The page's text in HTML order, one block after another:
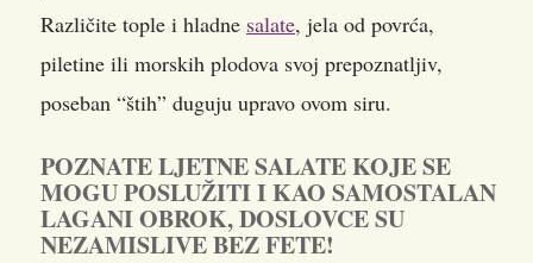
Različite tople i hladne salate, jela od povrća,
piletine ili morskih plodova svoj prepoznatljiv,
poseban “štih” duguju upravo ovom siru.
POZNATE LJETNE SALATE KOJE SE
MOGU POSLUŽITI I KAO SAMOSTALAN
LAGANI OBROK, DOSLOVCE SU
NEZAMISLIVE BEZ FETE!